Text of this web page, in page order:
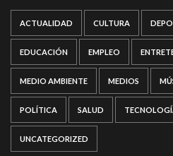
ACTUALIDAD CULTURA
EDUCACIÓN EMPLEO
MEDIO AMBIENTE MEDIOS
POLÍTICA SALUD
UNCATEGORIZED